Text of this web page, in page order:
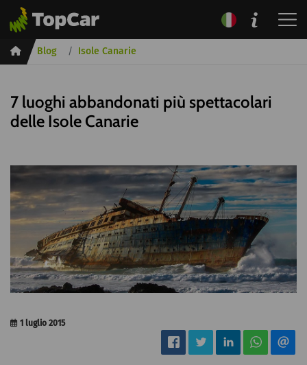
InicioBlog Isole Canarie
7 luoghi abbandonati più spettacolari
delle Isole Canarie
1 luglio 2015